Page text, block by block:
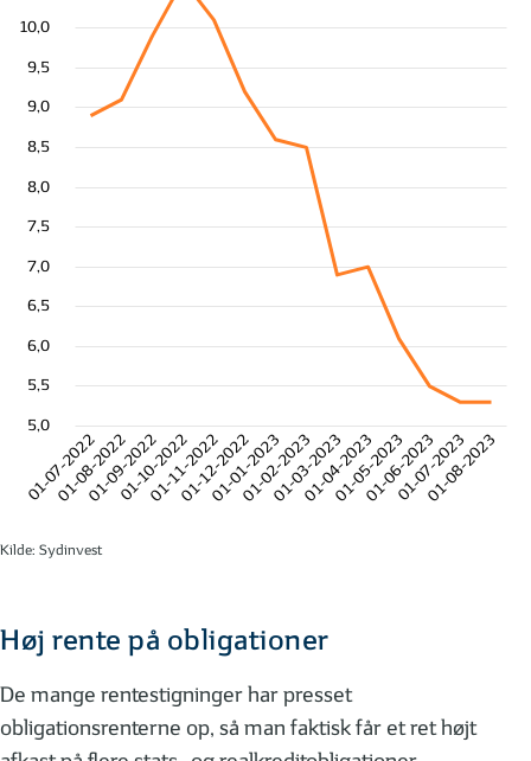
01-07-2022
01-08-2022
01-09-2022
01-10-2022
01-11-2022
01-12-2022
01-01-2023
01-02-2023
01-03-2023
01-04-2023
01-05-2023
01-06-2023
01-07-2023
01-08-2023
5,0
5,5
6,0
6,5
7,0
7,5
8,0
8,5
9,0
9,5
10,0
Kilde: Sydinvest
Høj rente på obligationer
De mange rentestigninger har presset
obligationsrenterne op, så man faktisk får et ret højt